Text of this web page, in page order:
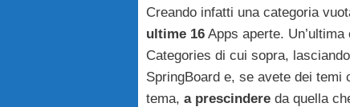
Creando infatti una categoria
ultime 16 Apps aperte.
Categories di cui sopra,
SpringBoard e, se avete dei temi
tema, a prescindere da quella